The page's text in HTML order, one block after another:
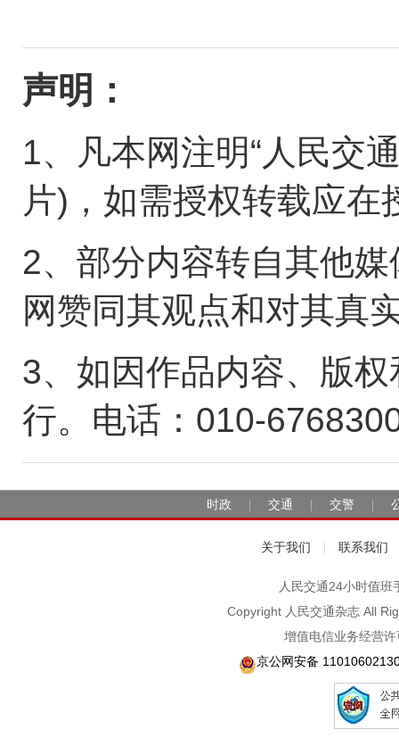
声明：
1、凡本网注明“人民交
片)，如需授权转载应
2、部分内容转自其他
网赞同其观点和对其真
3、如因作品内容、版
行。电话：010-
时政 交通 交警
关于我们 联系我们
人民交通24小时值
Copyright 人民交通杂志 All
增值电信业务经营
京公网安备